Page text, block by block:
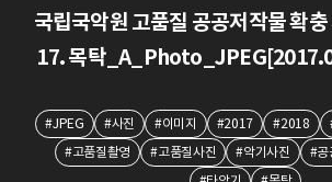
국립국악원 고품질 공공저작물 확
17. 목탁
#JPEG #사진 #이미지 #2017 #2018
#고품질촬영
#고품질사진 #악기사진 #공